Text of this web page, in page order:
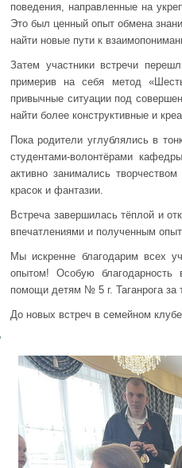
поведения, направленные на
Это был ценный опыт обмена
найти новые пути к
Затем участники встречи
примерив на себя метод
привычные ситуации под
найти более конструктивные и
Пока родители углублялись в
студентами-волонтёрами
активно занимались
красок и фантазии.
Встреча завершилась тёплой и
впечатлениями и полученным
Мы искренне благодарим всех
опытом! Особую благодарность
помощи детям № 5 г. Таганрога за
До новых встреч в семейном